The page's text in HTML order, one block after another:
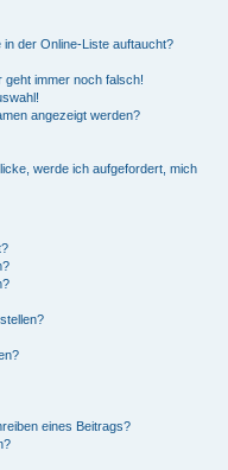
der Online-Liste auftaucht?
geht immer noch falsch!
angezeigt werden?
werde ich aufgefordert, mich
eines Beitrags?